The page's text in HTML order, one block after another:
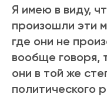
Я имею в виду,
произошли эти
где они не
вообще говоря,
они в той же
политического